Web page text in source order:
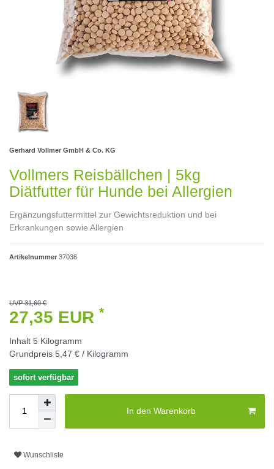
Gerhard Vollmer GmbH & Co. KG
Vollmers Reisbällchen | 5kg
Diätfutter für Hunde bei Allergien
Ergänzungsfuttermittel zur Gewichtsreduktion und bei
Erkrankungen sowie Allergien
Artikelnummer 37036
UVP 31,60 €
27,35 EUR *
Inhalt 5 Kilogramm
Grundpreis 5,47 € / Kilogramm
sofort verfügbar
In den Warenkorb
Wunschliste